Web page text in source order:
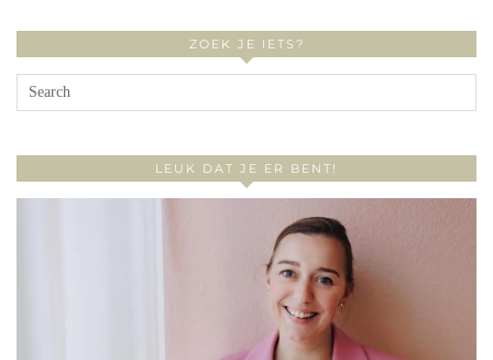
ZOEK JE IETS?
LEUK DAT JE ER BENT!